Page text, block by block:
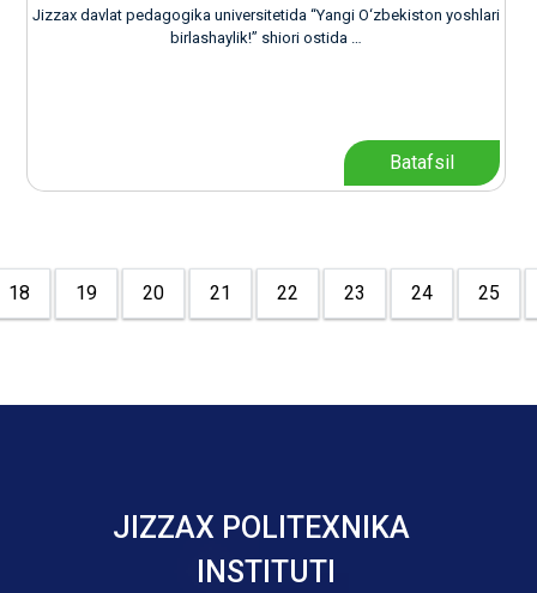
Jizzax davlat pedagogika universitetida “Yangi O‘zbekiston yoshlari
birlashaylik!” shiori ostida …
Batafsil
18 19 20 21 22 23 24 25
JIZZAX POLITEXNIKA
INSTITUTI